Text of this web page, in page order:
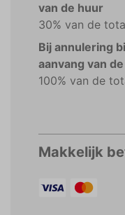
van de huur
30% van de
Bij annulering
aanvang van
100% van de
Makkelijk